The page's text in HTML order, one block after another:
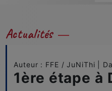
Actualités
Auteur : FFE / JuNiThi |
1ère étape à